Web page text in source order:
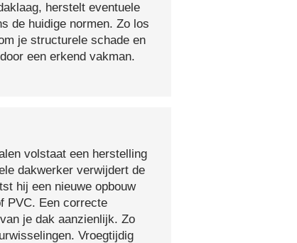
herstelt eventuele
de huidige normen. Zo los
je structurele schade en
een erkend vakman.
volstaat een herstelling
dakwerker verwijdert de
hij een nieuwe opbouw
PVC. Een correcte
je dak aanzienlijk. Zo
Vroegtijdig